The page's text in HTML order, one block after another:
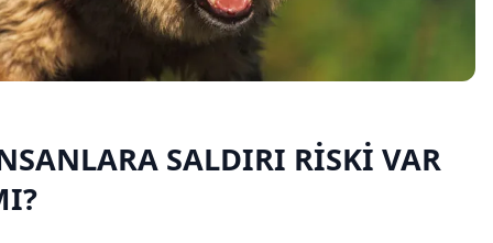
SALDIRI RİSKİ VAR